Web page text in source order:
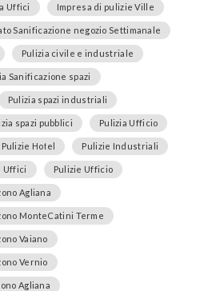
Uffici Impresa di pulizie Ville
Sanificazione negozio Settimanale
Pulizia civile e industriale
Sanificazione spazi
Pulizia spazi industriali
spazi pubblici Pulizia Ufficio
Pulizie Hotel Pulizie Industriali
Uffici Pulizie Ufficio
Agliana
MonteCatini Terme
Vaiano
Vernio
Agliana